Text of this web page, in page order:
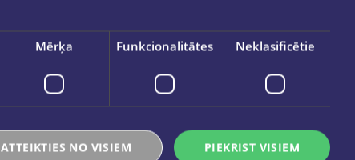
Mērķa Funkcionalitātes Neklasificētie
PIEKRIST VISIEM
ATTEIKTIES NO VISIEM